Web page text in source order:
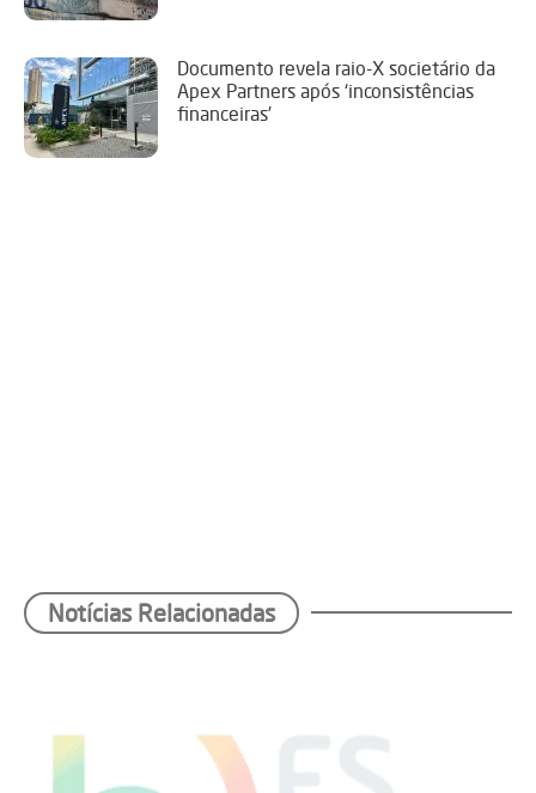
Documento revela raio-X societário da
Apex Partners após ‘inconsistências
financeiras’
Notícias Relacionadas